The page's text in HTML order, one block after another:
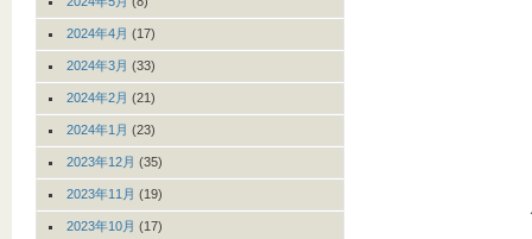
2024年4月 (17)
2024年3月 (33)
2024年2月 (21)
2024年1月 (23)
2023年12月 (35)
2023年11月 (19)
2023年10月 (17)